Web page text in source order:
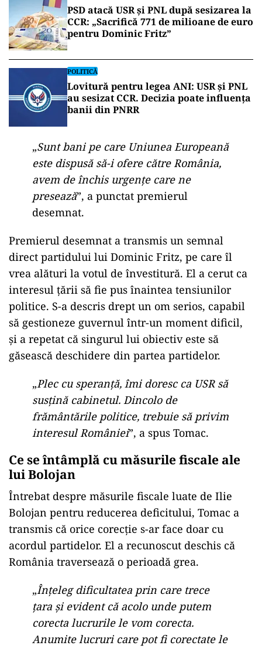
PSD atacă USR și PNL după sesizarea la
CCR: „Sacrifică 771 de milioane de euro
pentru Dominic Fritz”
POLITICĂ
Lovitură pentru legea ANI: USR și PNL
au sesizat CCR. Decizia poate influența
banii din PNRR
„Sunt bani pe care Uniunea Europeană
este dispusă să-i ofere către România,
avem de închis urgențe care ne
presează”, a punctat premierul
desemnat.
Premierul desemnat a transmis un semnal
direct partidului lui Dominic Fritz, pe care îl
vrea alături la votul de învestitură. El a cerut ca
interesul țării să fie pus înaintea tensiunilor
politice. S-a descris drept un om serios, capabil
să gestioneze guvernul într-un moment dificil,
și a repetat că singurul lui obiectiv este să
găsească deschidere din partea partidelor.
„Plec cu speranță, îmi doresc ca USR să
susțină cabinetul. Dincolo de
frământările politice, trebuie să privim
interesul României”, a spus Tomac.
Ce se întâmplă cu măsurile fiscale ale
lui Bolojan
Întrebat despre măsurile fiscale luate de Ilie
Bolojan pentru reducerea deficitului, Tomac a
transmis că orice corecție s-ar face doar cu
acordul partidelor. El a recunoscut deschis că
România traversează o perioadă grea.
„Înțeleg dificultatea prin care trece
țara și evident că acolo unde putem
corecta lucrurile le vom corecta.
Anumite lucruri care pot fi corectate le